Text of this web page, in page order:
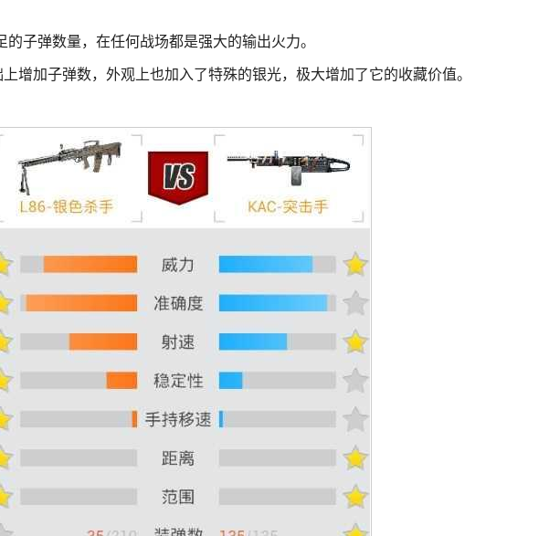
子弹数量，在任何战场都是强大的输出火力。
增加子弹数，外观上也加入了特殊的银光，极大增加了它的收藏价值。